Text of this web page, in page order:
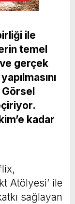
ile
temel
gerçek
Görsel
kadar
Atölyesi’ ile
sağlayan